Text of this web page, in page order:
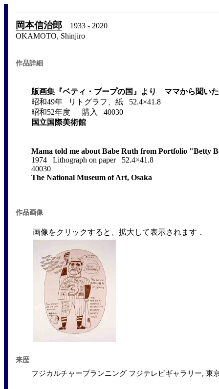
岡本信治郎 1933 - 2020
OKAMOTO, Shinjiro
作品詳細
版画集『ベティ・ブープの国』より ママから聞い
昭和49年 リトグラフ、紙 52.4×41.8
昭和52年度 購入 40030
国立国際美術館
Mama told me about Babe Ruth from Portfolio "Betty
1974 Lithograph on paper 52.4×41.8
40030
The National Museum of Art, Osaka
作品画像
画像をクリックすると、拡大して表示されます．
来歴
フジカルチャープランニング フジテレビギャラリー, 東